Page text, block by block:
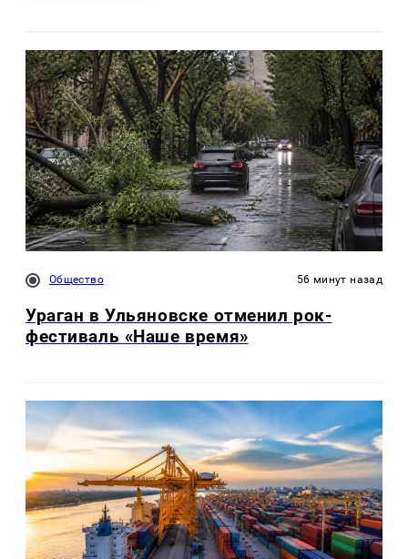
Общество 56 минут назад
Ураган в Ульяновске отменил рок-
фестиваль «Наше время»